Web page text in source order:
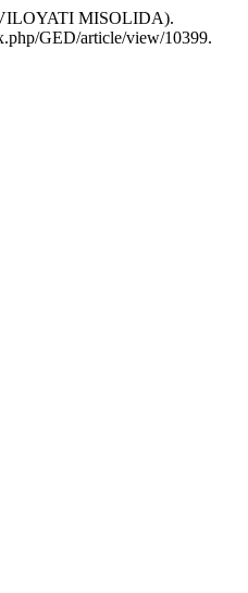
MISOLIDA).
GED/article/view/10399.